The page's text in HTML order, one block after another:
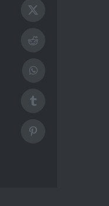
X
Reddit
WhatsApp
Tumblr
Pinterest